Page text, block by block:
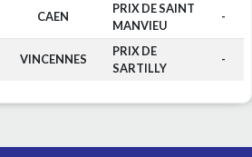
CAEN
PRIX DE SAINT
MANVIEU
-
VINCENNES
PRIX DE
SARTILLY
-